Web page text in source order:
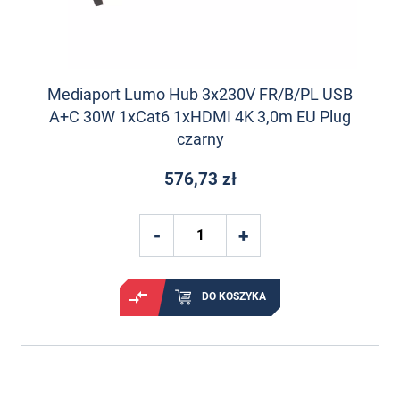
Mediaport Lumo Hub 3x230V FR/B/PL USB
A+C 30W 1xCat6 1xHDMI 4K 3,0m EU Plug
czarny
576,73 zł
DO KOSZYKA